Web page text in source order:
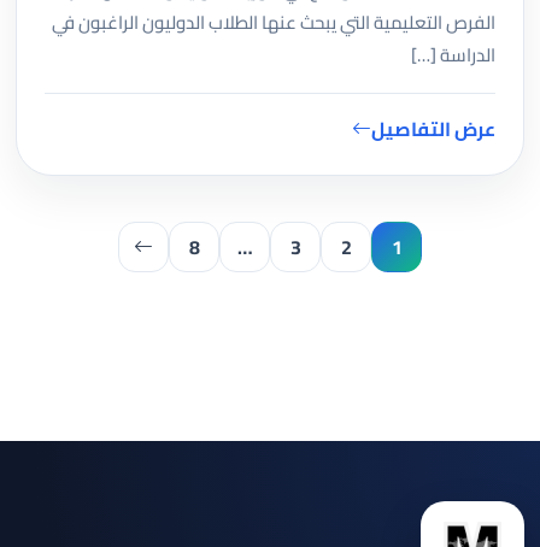
الفرص التعليمية التي يبحث عنها الطلاب الدوليون الراغبون في
الدراسة […]
عرض التفاصيل
1
2
3
…
8